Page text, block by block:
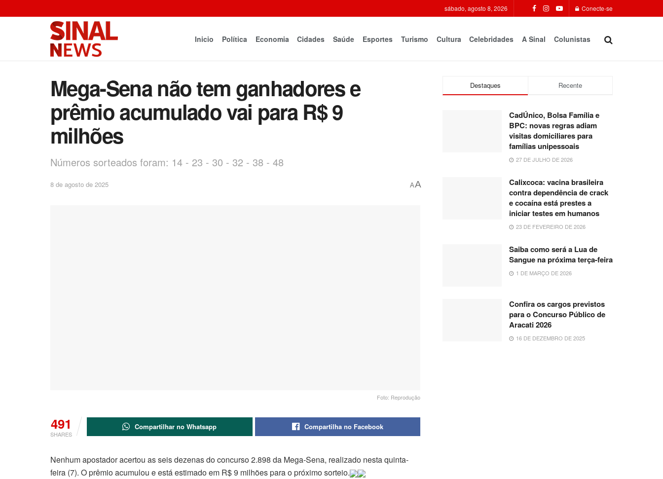
sábado, agosto 8, 2026 Conecte-se
Inicio Política Economia Cidades Saúde Esportes Turismo Cultura Celebridades A Sinal Colunistas
Mega-Sena não tem ganhadores e
prêmio acumulado vai para R$ 9
milhões
Números sorteados foram: 14 - 23 - 30 - 32 - 38 - 48
8 de agosto de 2025 AA
Foto: Reprodução
491
SHARES
Compartilhar no Whatsapp Compartilha no Facebook
Nenhum apostador acertou as seis dezenas do concurso 2.898 da Mega-Sena, realizado nesta quinta-
feira (7). O prêmio acumulou e está estimado em R$ 9 milhões para o próximo sorteio.
Destaques Recente
CadÚnico, Bolsa Família e
BPC: novas regras adiam
visitas domiciliares para
famílias unipessoais
27 DE JULHO DE 2026
Calixcoca: vacina brasileira
contra dependência de crack
e cocaína está prestes a
iniciar testes em humanos
23 DE FEVEREIRO DE 2026
Saiba como será a Lua de
Sangue na próxima terça-feira
1 DE MARÇO DE 2026
Confira os cargos previstos
para o Concurso Público de
Aracati 2026
16 DE DEZEMBRO DE 2025